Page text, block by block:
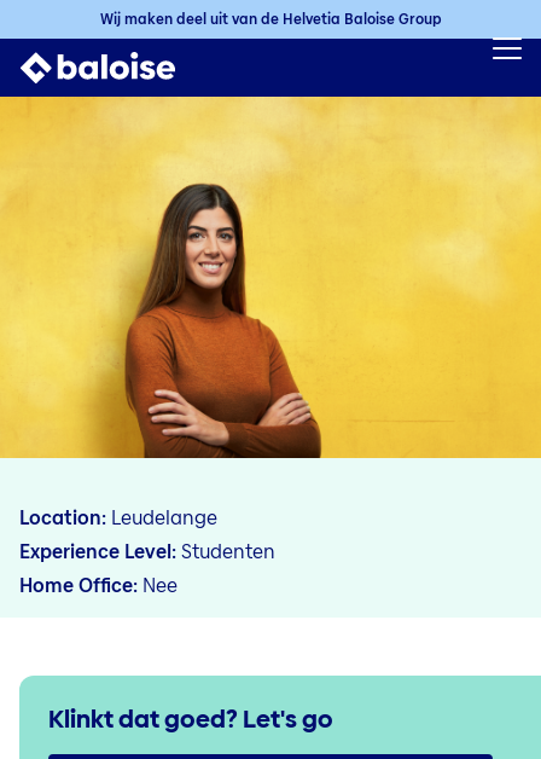
Wij maken deel uit van de Helvetia Baloise Group
Location Leudelange
Experience LevelStudenten
Home Office Nee
Klinkt dat goed? Let's go